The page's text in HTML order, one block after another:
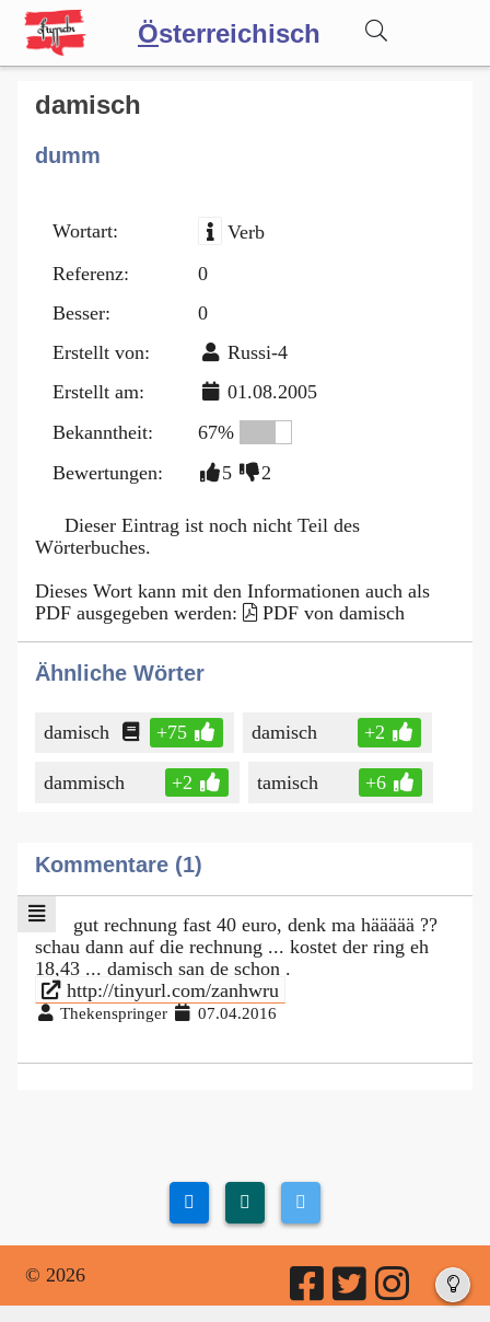
Österreichisch
Wörterbuch
Forum
Blog
damisch
dumm
Wortart:
Verb
Referenz:
0
Besser:
0
Erstellt von:
Russi-4
Erstellt am:
01.08.2005
Bekanntheit:
67%
Bewertungen:
5 2
Dieser Eintrag ist noch nicht Teil des
Wörterbuches.
Dieses Wort kann mit den Informationen auch als
PDF ausgegeben werden:
PDF von damisch
Ähnliche Wörter
damisch +75 damisch +2
dammisch +2 tamisch +6
Kommentare (1)
gut rechnung fast 40 euro, denk ma häääää ??
schau dann auf die rechnung ... kostet der ring eh
18,43 ... damisch san de schon .
http://tinyurl.com/zanhwru
Thekenspringer 07.04.2016
© 2026